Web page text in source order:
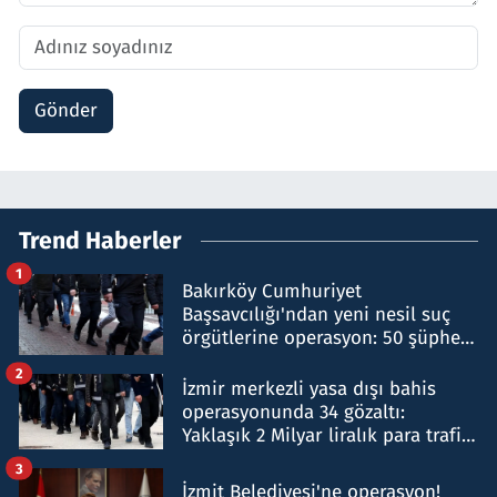
Gönder
Trend Haberler
Bakırköy Cumhuriyet
Başsavcılığı'ndan yeni nesil suç
örgütlerine operasyon: 50 şüpheli
1
İzmir merkezli yasa dışı bahis
operasyonunda 34 gözaltı:
Yaklaşık 2 Milyar liralık para trafiği
2
İzmit Belediyesi'ne operasyon!
3